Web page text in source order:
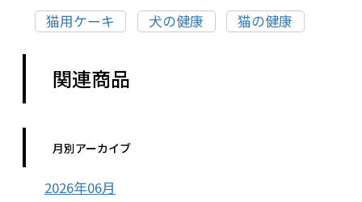
猫用ケーキ
犬の健康 猫の健康
関連商品
月別アーカイブ
2026年06月